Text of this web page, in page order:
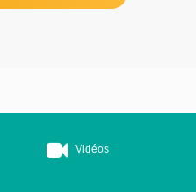
Vidéos